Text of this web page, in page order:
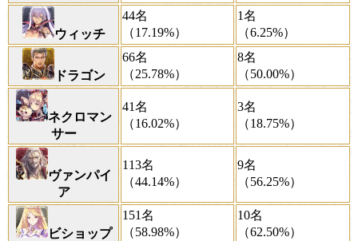
ウィッチ
44名
（17.19%）
1名
（6.25%）
ドラゴン
66名
（25.78%）
8名
（50.00%）
ネクロマン
サー
41名
（16.02%）
3名
（18.75%）
ヴァンパイ
ア
113名
（44.14%）
9名
（56.25%）
ビショップ
151名
（58.98%）
10名
（62.50%）